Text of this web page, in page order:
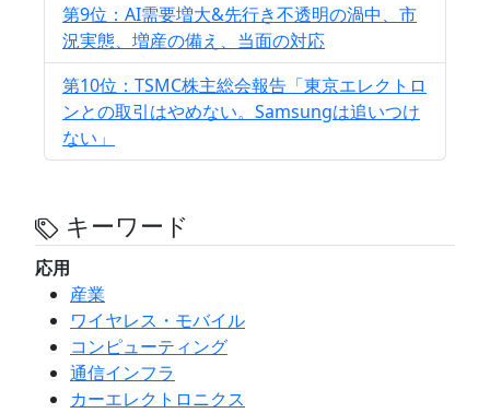
第9位：AI需要増大&先行き不透明の渦中、市
況実態、増産の備え、当面の対応
第10位：TSMC株主総会報告「東京エレクトロ
ンとの取引はやめない。Samsungは追いつけ
ない」
キーワード
応用
産業
ワイヤレス・モバイル
コンピューティング
通信インフラ
カーエレクトロニクス